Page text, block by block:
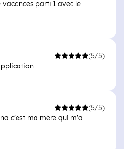
vacances parti 1 avec le
(5/5)
(5/5)
c'est ma mère qui m'a